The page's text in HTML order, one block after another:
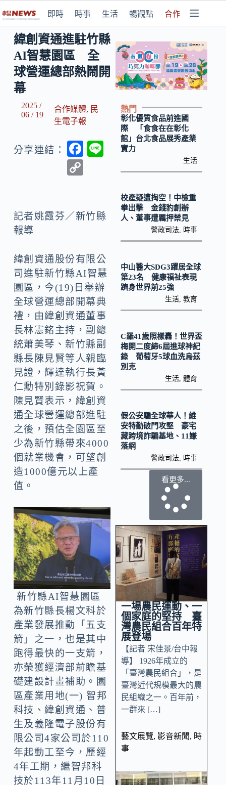
即時 時事 生活 暢觀點 合作媒體
緯創資通進駐竹縣
AI智慧園區 全
球營運總部熱鬧開
幕
2025 /
06 / 19
合作媒體, 民
生電子報
分享連結：
F
o
y
k
記者姚霞芬／新竹縣
報導
緯創資通股份有限公
司進駐新竹縣AI智慧
園區，今(19)日舉辦
全球營運總部開幕典
禮，由緯創資通董事
長林憲銘主持，副總
統蕭美琴、新竹縣副
縣長陳見賢等人親臨
見證，輝達執行長黃
仁勳特別錄影祝賀。
陳見賢表示，緯創資
通全球營運總部進駐
之後，預估全園區至
少為新竹縣帶來4000
個就業機會，可望創
造1000億元以上產
值。
新竹縣AI智慧園區
為新竹縣長楊文科於
產業發展推動「五支
箭」之一，也是其中
跑得最快的一支箭，
亦榮獲經濟部前瞻基
礎建設計畫補助。園
區產業用地(一) 智邦
科技、緯創資通、普
生及義隆電子股份有
限公司4家公司於110
年起動工至今，歷經
4年工期，繼智邦科
技於113年11月10日
熱門
彰化優質食品前進國
際 「食食在在彰化
館」台北食品展秀產業
實力
生活
校產疑遭掏空！中檢重
拳出擊 金錢豹創辦
人、董事遭羈押禁見
警政司法 時事
中山醫大SDG3躍居全球
第23名 健康福祉表現
躋身世界前25強
生活 ,教育
C羅41歲照樣轟！世界盃
梅開二度締6屆進球神紀
錄 葡萄牙5球血洗烏茲
別克
生活 ,體育
假公安騙全球華人！維
安特勤破門攻堅 豪宅
藏跨境詐騙基地、11嫌
落網
警政司法 時事
看更多...
一場農民運動、一
個家庭的堅持 臺
灣農民組合百年特
展登場
【記者 宋佳景/台中報
導】 1926年成立的
「臺灣農民組合」，是
臺灣近代規模最大的農
民組織之一。百年前，
一群來 […]
藝文展覽, 影音新聞, 時
事